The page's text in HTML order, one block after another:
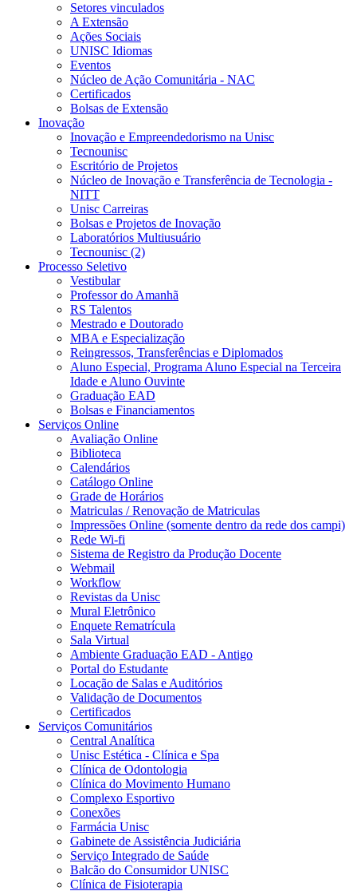
Setores vinculados
A Extensão
Ações Sociais
UNISC Idiomas
Eventos
Núcleo de Ação Comunitária - NAC
Certificados
Bolsas de Extensão
Inovação
Inovação e Empreendedorismo na Unisc
Tecnounisc
Escritório de Projetos
Núcleo de Inovação e Transferência de Tecnologia -
NITT
Unisc Carreiras
Bolsas e Projetos de Inovação
Laboratórios Multiusuário
Tecnounisc (2)
Processo Seletivo
Vestibular
Professor do Amanhã
RS Talentos
Mestrado e Doutorado
MBA e Especialização
Reingressos, Transferências e Diplomados
Aluno Especial, Programa Aluno Especial na Terceira
Idade e Aluno Ouvinte
Graduação EAD
Bolsas e Financiamentos
Serviços Online
Avaliação Online
Biblioteca
Calendários
Catálogo Online
Grade de Horários
Matriculas / Renovação de Matriculas
Impressões Online (somente dentro da rede dos campi)
Rede Wi-fi
Sistema de Registro da Produção Docente
Webmail
Workflow
Revistas da Unisc
Mural Eletrônico
Enquete Rematrícula
Sala Virtual
Ambiente Graduação EAD - Antigo
Portal do Estudante
Locação de Salas e Auditórios
Validação de Documentos
Certificados
Serviços Comunitários
Central Analítica
Unisc Estética - Clínica e Spa
Clínica de Odontologia
Clínica do Movimento Humano
Complexo Esportivo
Conexões
Farmácia Unisc
Gabinete de Assistência Judiciária
Serviço Integrado de Saúde
Balcão do Consumidor UNISC
Clínica de Fisioterapia